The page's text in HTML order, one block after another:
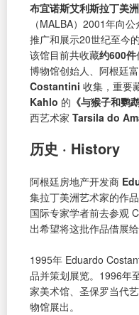
布宜诺斯艾利斯拉丁美
（MALBA）2001年向
推广和展示20世纪至今
该馆目前共收藏约600件
博物馆创始人、阿根廷
Costantini 收集，重要
Kahlo 的 《与猴子和鹦
西艺术家 Tarsila do
历史 · History
阿根廷房地产开发商
集拉丁美洲艺术家的作
国际专家学者前去参观
出希望将这批作品借展给
1995年 Eduardo
品并策划展览。1996年
家美术馆、圣保罗当代
物馆展出。